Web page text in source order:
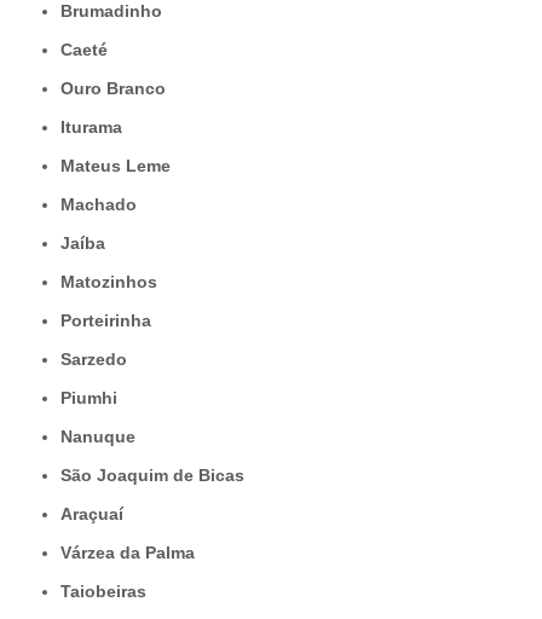
Brumadinho
Caeté
Ouro Branco
Iturama
Mateus Leme
Machado
Jaíba
Matozinhos
Porteirinha
Sarzedo
Piumhi
Nanuque
São Joaquim de Bicas
Araçuaí
Várzea da Palma
Taiobeiras